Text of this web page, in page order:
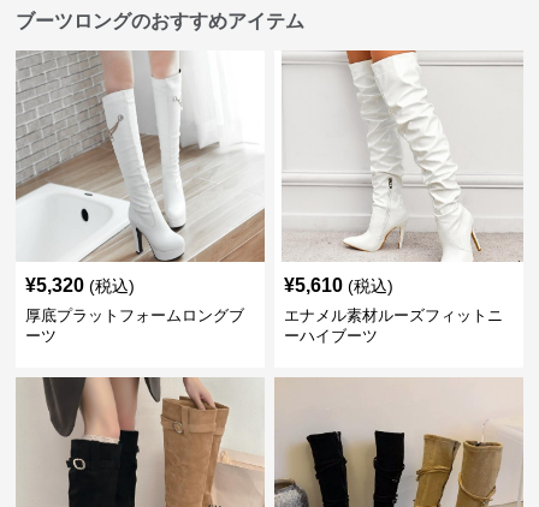
ブーツロングのおすすめアイテム
¥5,320 (税込)
厚底プラットフォームロングブ
ーツ
¥5,610 (税込)
エナメル素材ルーズフィットニ
ーハイブーツ